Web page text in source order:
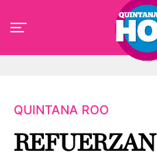
QUINTANA ROO
REFUERZAN